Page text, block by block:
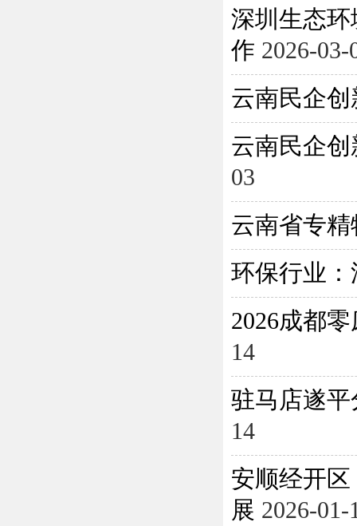
深圳生态
作 2026-03-
云南民企
云南民企
03
云南省专
环保行业
2026成都
14
驻马店遂平
14
安顺经开
展 2026-01-